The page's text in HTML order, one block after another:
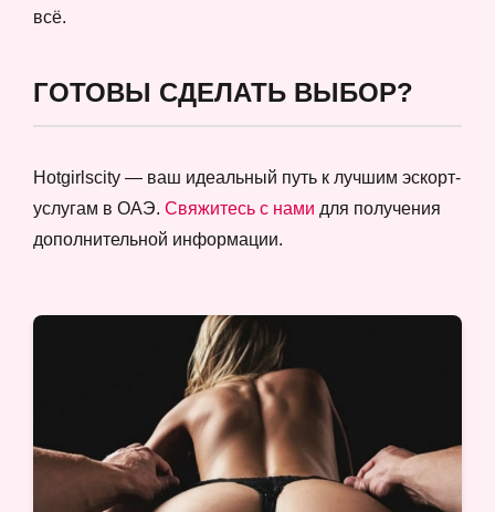
всё.
ГОТОВЫ СДЕЛАТЬ ВЫБОР?
Hotgirlscity — ваш идеальный путь к лучшим эскорт-
услугам в ОАЭ. Свяжитесь с нами для получения
дополнительной информации.